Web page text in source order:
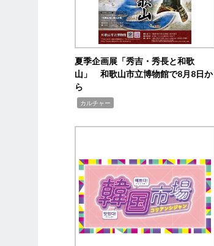
夏季企画展「秀吉・秀長と和歌
山」 和歌山市立博物館で8月8日か
ら
カルチャー